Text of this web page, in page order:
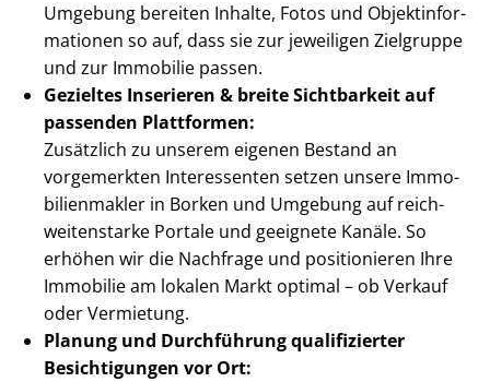
Umgebung bereiten Inhalte, Fotos und Ob­jekt­in­for­
ma­tio­nen so auf, dass sie zur jeweiligen Zielgruppe
und zur Immobilie passen.
Gezieltes Inserieren & breite Sichtbarkeit auf
passenden Plattformen:
Zusätzlich zu unserem eigenen Bestand an
vorgemerkten Interessenten setzen unsere Im­mo­
bi­li­en­mak­ler in Borken und Umgebung auf reich­
wei­ten­star­ke Portale und geeignete Kanäle. So
erhöhen wir die Nachfrage und positionieren Ihre
Immobilie am lokalen Markt optimal – ob Verkauf
oder Vermietung.
Planung und Durchführung qualifizierter
Besichtigungen vor Ort: